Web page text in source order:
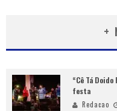
+
“Cê Tá
festa
Redacao